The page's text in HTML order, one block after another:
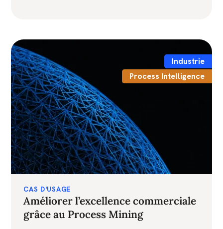
Industrie
Process Intelligence
CAS D'USAGE
Améliorer l’excellence commerciale
grâce au Process Mining